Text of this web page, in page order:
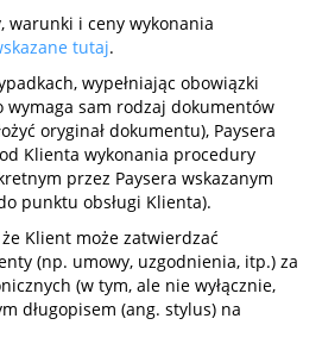
warunki i ceny wykonania
tutaj.
wypełniając obowiązki
sam rodzaj dokumentów
oryginał dokumentu), Paysera
Klienta wykonania procedury
przez Paysera wskazanym
punktu obsługi Klienta).
Klient może zatwierdzać
(np. umowy, uzgodnienia, itp.) za
(w tym, ale nie wyłącznie,
długopisem (ang. stylus) na